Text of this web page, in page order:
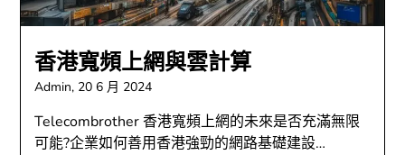
香港寬頻上網與雲計算
Admin, 20 6 月 2024
Telecombrother 香港寬頻上網的未來是否充滿無限
可能?企業如何善用香港強勁的網路基礎建設…